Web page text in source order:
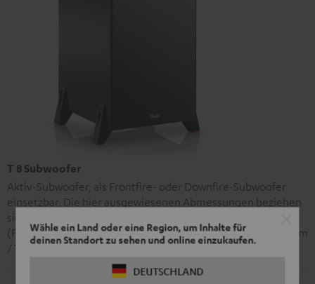
Wähle ein Land oder eine Region, um Inhalte für
deinen Standort zu sehen und online einzukaufen.
DEUTSCHLAND
T 8 Subwoofer
Aktiv-Subwoofer, als Frontfire- oder Downfire-Subwoofer
einsetzbar. Die hier ausgewiesenen Abmessungen beziehen
sich auf die Downfire-Konfiguration inkl. Standfüssen
(Frontfire-Konfiguration inkl. Standfüssen: H 37,3 cm /B 31,1 cm
/ T 36,0 cm)